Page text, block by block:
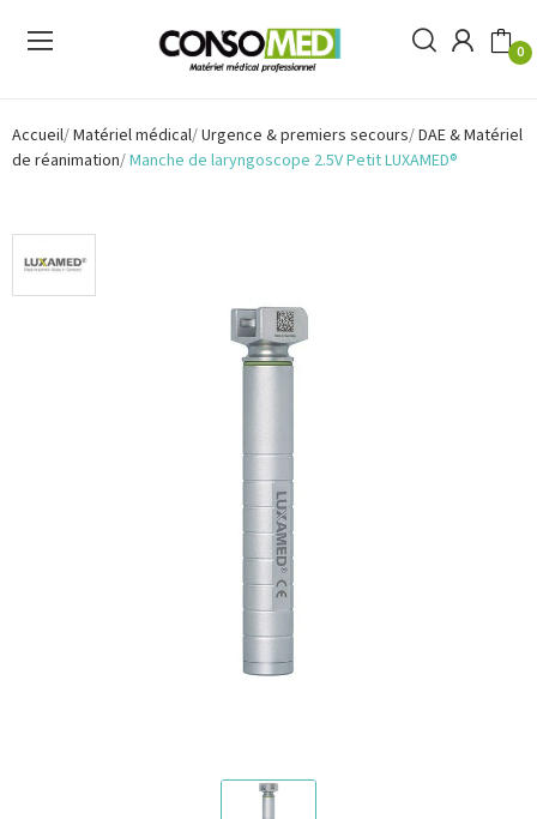
0
Accueil Matériel médical Urgence & premiers secours DAE & Matériel
de réanimation Manche de laryngoscope 2.5V Petit LUXAMED®